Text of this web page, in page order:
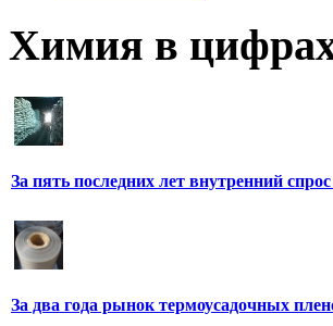
Химия в
За пять последних лет внутренний
За два года рынок термоусадочных